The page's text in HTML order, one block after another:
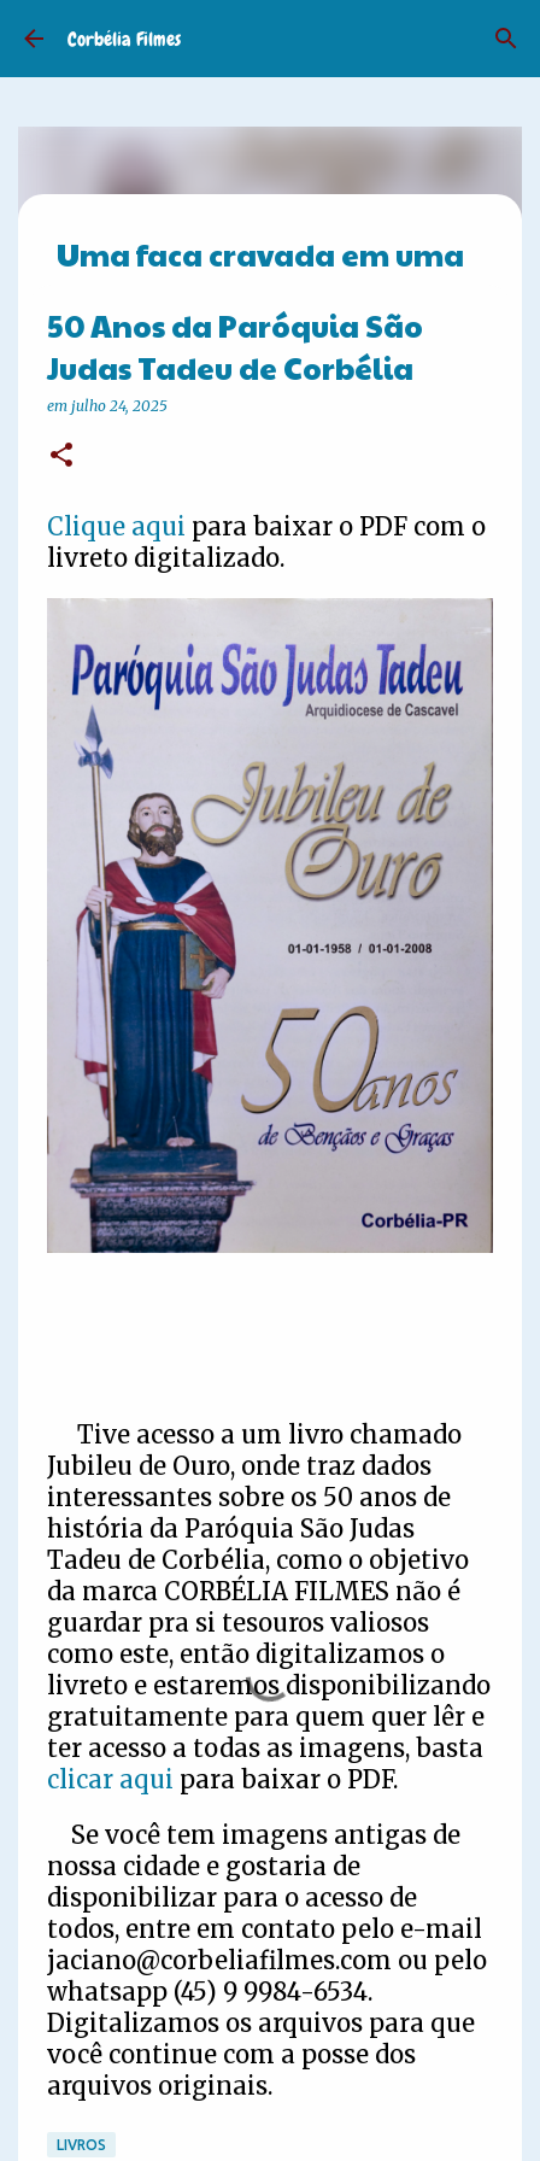
Pular para o conteúdo principal
Corbélia Filmes
Uma faca cravada em uma
junino antigo
emjunho 18, 2026 COSTUMES ANTIGOS
50 Anos da Paróquia São
Judas Tadeu de Corbélia
em julho 24, 2025
Clique aqui para baixar o PDF com o
livreto digitalizado.
Tive acesso a um livro chamado
Jubileu de Ouro, onde traz dados
interessantes sobre os 50 anos de
história da Paróquia São Judas
Tadeu de Corbélia, como o objetivo
da marca CORBÉLIA FILMES não é
guardar pra si tesouros valiosos
como este, então digitalizamos o
livreto e estaremos disponibilizando
gratuitamente para quem quer lêr e
ter acesso a todas as imagens, basta
clicar aqui para baixar o PDF.
Se você tem imagens antigas de
nossa cidade e gostaria de
disponibilizar para o acesso de
todos, entre em contato pelo e-mail
jaciano@corbeliafilmes.com ou pelo
whatsapp (45) 9 9984-6534.
Digitalizamos os arquivos para que
você continue com a posse dos
arquivos originais.
LIVROS